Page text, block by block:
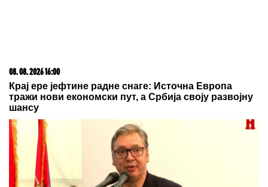
23. 07. 2026 12:47